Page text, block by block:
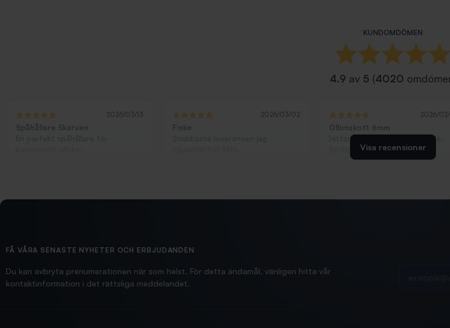
KUNDOMDÖMEN
4.9 av 5 (4020
2026/03/13
Spåhållare Skarven
2026/03/02
Fiske
2026/02/
Ollonskott 6mm
Hittade exakt vad jag behövde.
Snabb och bra...Visa recensioner
FÅ VÅRA SENASTE NYHETER OCH ERBJUDANDEN
Du kan avbryta prenumerationen när som helst. För detta ändamål, vänligen hitta vår
kontaktinformation i det rättsliga meddelandet.